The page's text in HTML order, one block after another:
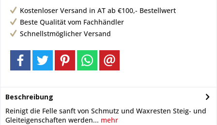
Kostenloser Versand in AT ab €100,- Bestellwert
Beste Qualität vom Fachhändler
Schnellstmöglicher Versand
Beschreibung
Reinigt die Felle sanft von Schmutz und Waxresten Steig- und
Gleiteigenschaften werden... mehr